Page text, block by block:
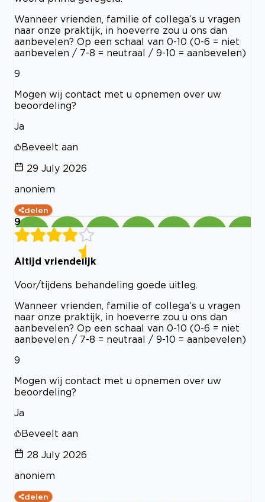
Wanneer vrienden, familie of collega’s u vragen
naar onze praktijk, in hoeverre zou u ons dan
aanbevelen? Op een schaal van 0-10 (0-6 = niet
aanbevelen / 7-8 = neutraal / 9-10 = aanbevelen)
9
Mogen wij contact met u opnemen over uw
beoordeling?
Ja
Beveelt aan
29 July 2026
anoniem
delen
9
Altijd vriendelijk
Voor/tijdens behandeling goede uitleg.
Wanneer vrienden, familie of collega’s u vragen
naar onze praktijk, in hoeverre zou u ons dan
aanbevelen? Op een schaal van 0-10 (0-6 = niet
aanbevelen / 7-8 = neutraal / 9-10 = aanbevelen)
9
Mogen wij contact met u opnemen over uw
beoordeling?
Ja
Beveelt aan
28 July 2026
anoniem
delen